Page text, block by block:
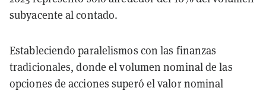
subyacente al contado.
Estableciendo paralelismos con las finanzas
tradicionales, donde el volumen nominal de las
opciones de acciones superó el valor nominal